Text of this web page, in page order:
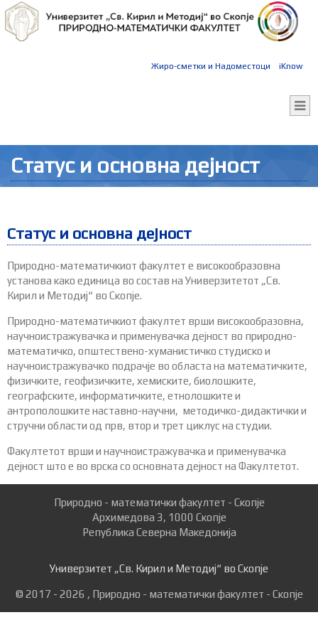
Жиро-сметки и Надоместоци iKnow
Статус и основна дејност
Статус и основна дејност
Природно-математичкиот факултет е високообразовна
установа како единица во состав на Универзитетот „Св.
Кирил и Методиј“ во Скопје.
Природно-математичкиот факултет врши високообразовна,
научноистражувачка и применувачка дејност во природно-
математичко, општествено-хуманистичко студиско и
научноистражувачко подрачје во областа на математичките,
физичките, геофизичките, хемиските, биолошките,
географските, информатичките, етнолошките и
антрополошките наставно-научни, методичко-дидактички и
стручни области од прв, втор и трет циклус на студии.
Факултетот врши и научноистражувачка и применувачка
дејност што е во врска со основната дејност на Факултетот.
Природно - математички факултет - Скопје
Архимедова 3, 1000 Скопје
Република Северна Македонија
Универзитет „Св. Кирил и Методиј“ во Скопје
© 2017 - 2026 , Природно - математички факултет - Скопје